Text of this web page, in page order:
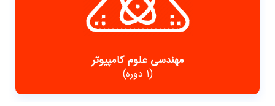
مهندسی علوم کامپیوتر
(1 دوره)